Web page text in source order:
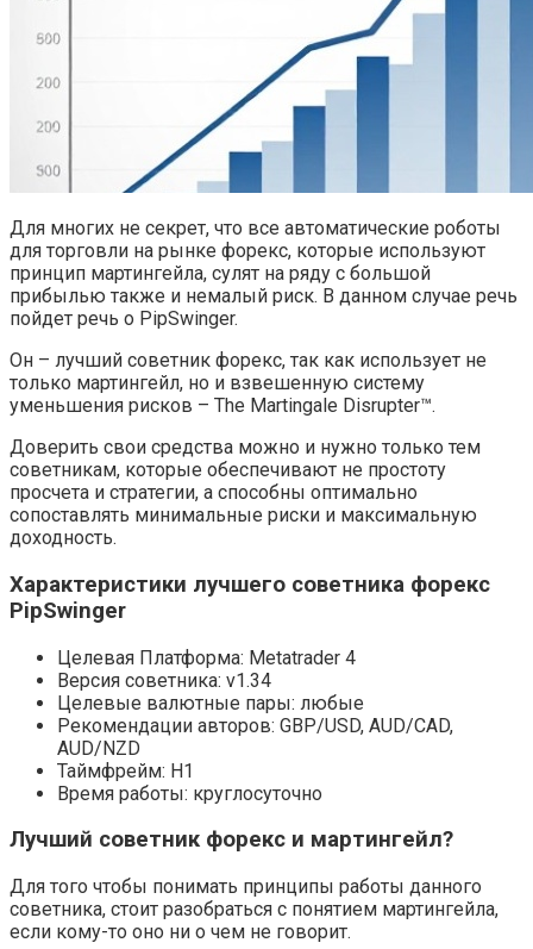
Для многих не секрет, что все автоматические роботы
для торговли на рынке форекс, которые используют
принцип мартингейла, сулят на ряду с большой
прибылью также и немалый риск. В данном случае речь
пойдет речь о PipSwinger.
Он – лучший советник форекс, так как использует не
только мартингейл, но и взвешенную систему
уменьшения рисков – The Martingale Disrupter™.
Доверить свои средства можно и нужно только тем
советникам, которые обеспечивают не простоту
просчета и стратегии, а способны оптимально
сопоставлять минимальные риски и максимальную
доходность.
Характеристики лучшего советника форекс
PipSwinger
Целевая Платформа: Metatrader 4
Версия советника: v1.34
Целевые валютные пары: любые
Рекомендации авторов: GBP/USD, AUD/CAD,
AUD/NZD
Таймфрейм: H1
Время работы: круглосуточно
Лучший советник форекс и мартингейл?
Для того чтобы понимать принципы работы данного
советника, стоит разобраться с понятием мартингейла,
если кому-то оно ни о чем не говорит.